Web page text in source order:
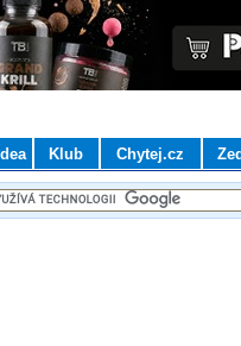
Klub Chytej.cz